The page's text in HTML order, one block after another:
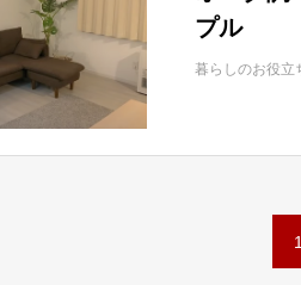
プル
暮らしのお役立
1